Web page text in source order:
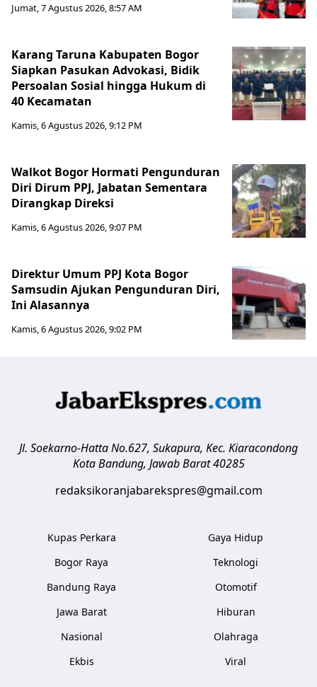
Jumat, 7 Agustus 2026, 8:57 AM
Karang Taruna Kabupaten Bogor
Siapkan Pasukan Advokasi, Bidik
Persoalan Sosial hingga Hukum di
40 Kecamatan
Kamis, 6 Agustus 2026, 9:12 PM
Walkot Bogor Hormati Pengunduran
Diri Dirum PPJ, Jabatan Sementara
Dirangkap Direksi
Kamis, 6 Agustus 2026, 9:07 PM
Direktur Umum PPJ Kota Bogor
Samsudin Ajukan Pengunduran Diri,
Ini Alasannya
Kamis, 6 Agustus 2026, 9:02 PM
Jl. Soekarno-Hatta No.627, Sukapura, Kec. Kiaracondong
Kota Bandung, Jawab Barat 40285
redaksikoranjabarekspres@gmail.com
Kupas Perkara
Bogor Raya
Bandung Raya
Jawa Barat
Nasional
Ekbis
Gaya Hidup
Teknologi
Otomotif
Hiburan
Olahraga
Viral